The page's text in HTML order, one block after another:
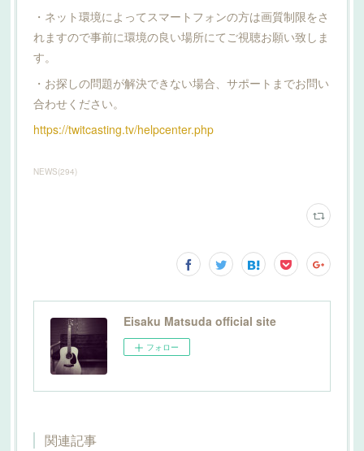
・ネット環境によってスマートフォンの方は画質制限をさ
れますので事前に環境の良い場所にてご視聴お願い致しま
す。
・お探しの問題が解決できない場合、サポートまでお問い
合わせください。
https://twitcasting.tv/helpcenter.php
NEWS(294)
Eisaku Matsuda official site
フォロー
関連記事